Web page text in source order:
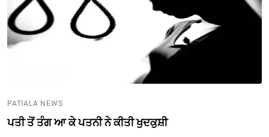
PATIALA NEWS
ਪਤੀ ਤੋਂ ਤੰਗ ਆ ਕੇ ਪਤਨੀ ਨੇ ਕੀਤੀ ਖੁਦਕੁਸ਼ੀ